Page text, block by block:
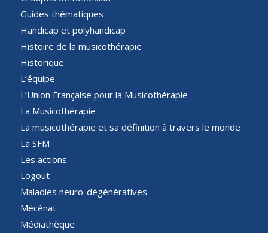
Guides thématiques
Handicap et polyhandicap
Histoire de la musicothérapie
Historique
L’équipe
L’Union Française pour la Musicothérapie
La Musicothérapie
La musicothérapie et sa définition à travers le monde
La SFM
Les actions
Logout
Maladies neuro-dégénératives
Mécénat
Médiathèque